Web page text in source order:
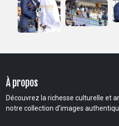
À propos
Découvrez la richesse culturelle et
notre collection d'images